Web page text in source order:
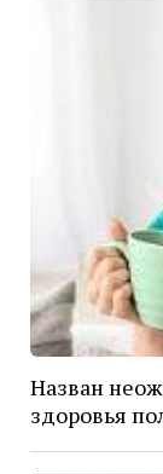
Назван
здоровья